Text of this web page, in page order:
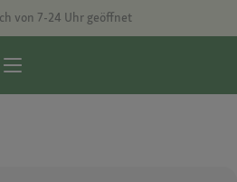
von 7-24 Uhr geöffnet